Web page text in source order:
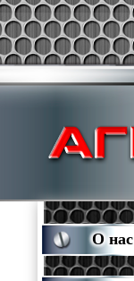
О нас